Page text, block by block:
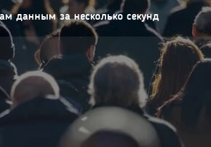
данным за несколько секунд